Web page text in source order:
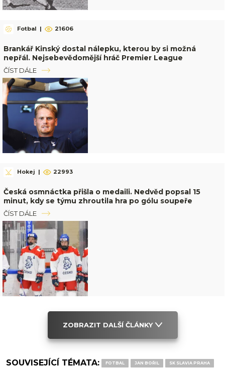
Fotbal | 21606
Brankář Kinský dostal nálepku, kterou by si možná
nepřál. Nejsebevědomější hráč Premier League
ČÍST DÁLE
Hokej | 22993
Česká osmnáctka přišla o medaili. Nedvěd popsal 15
minut, kdy se týmu zhroutila hra po gólu soupeře
ČÍST DÁLE
ZOBRAZIT DALŠÍ ČLÁNKY
SOUVISEJÍCÍ TÉMATA: FOTBAL JAN BOŘIL SK SLAVIA PRAHA